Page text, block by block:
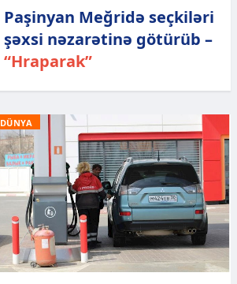
Paşinyan Meğridə seçkiləri
şəxsi nəzarətinə götürüb –
“Hraparak”
DÜNYA